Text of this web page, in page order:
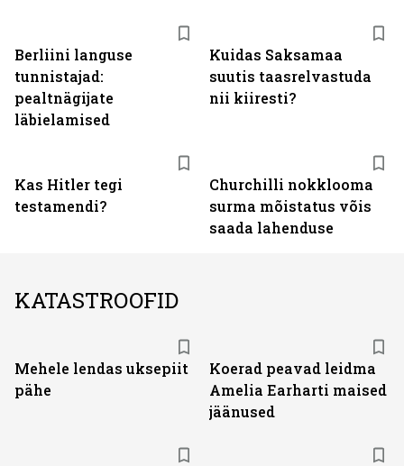
Berliini languse
tunnistajad:
pealtnägijate
läbielamised
Kuidas Saksamaa
suutis taasrelvastuda
nii kiiresti?
Kas Hitler tegi
testamendi?
Churchilli nokklooma
surma mõistatus võis
saada lahenduse
KATASTROOFID
Mehele lendas uksepiit
pähe
Koerad peavad leidma
Amelia Earharti maised
jäänused